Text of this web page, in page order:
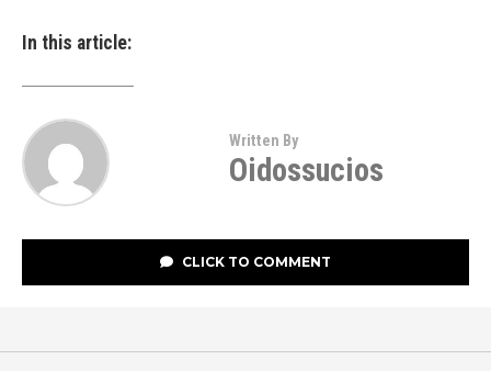
In this article:
Written By
Oidossucios
CLICK TO COMMENT